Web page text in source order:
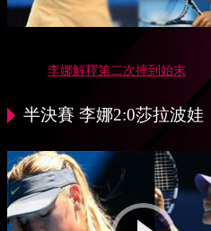
李娜解釋第二次摔到始末
半決賽 李娜2:0莎拉波娃